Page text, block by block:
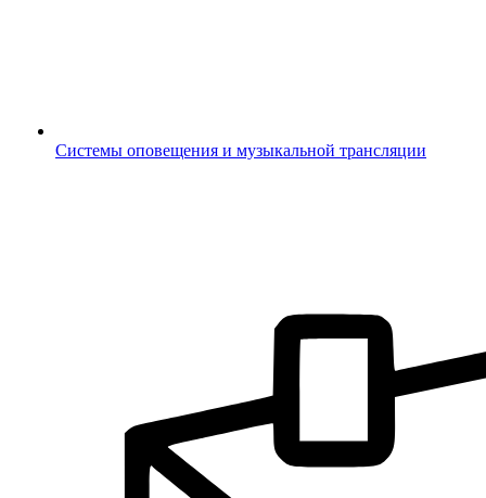
Системы оповещения и музыкальной трансляции